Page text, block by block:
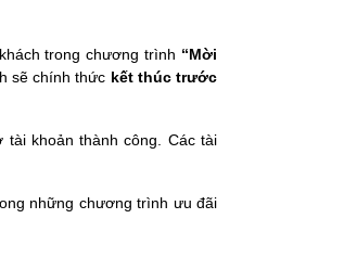
trong chương trình “Mời
sẽ chính thức kết thúc trước
khoản thành công. Các tài
những chương trình ưu đãi